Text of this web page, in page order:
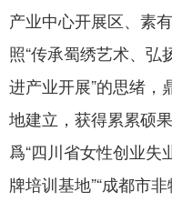
产业中心开展区、素
照“传承蜀绣艺术、弘
进产业开展”的思绪，
地建立，获得累累硕果
爲“四川省女性创业失
牌培训基地”“成都市